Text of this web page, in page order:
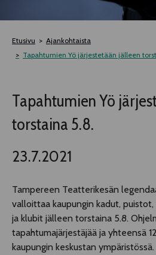
TELTTALAB
OFF TAMPERE
TAPAHTUMIEN YÖ
MUU OHJELMISTO
Etusivu
Ajankohtaista
Tapahtumien Yö järjestetään jälleen
Tapahtumien Yö
torstaina 5.8.
23.7.2021
Tampereen Teatterikesän
valloittaa kaupungin kadut,
ja klubit jälleen torstaina 5.8.
tapahtumajärjestäjää ja yhteensä
kaupungin keskustan